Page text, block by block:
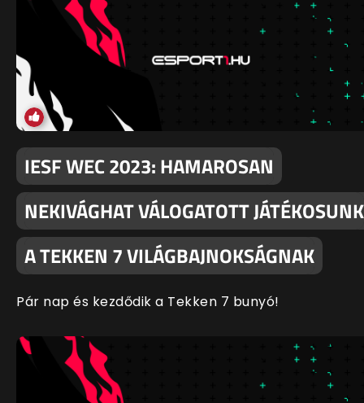
IESF WEC 2023: HAMAROSAN
NEKIVÁGHAT VÁLOGATOTT JÁTÉKOSUNK
A TEKKEN 7 VILÁGBAJNOKSÁGNAK
Pár nap és kezdődik a Tekken 7 bunyó!